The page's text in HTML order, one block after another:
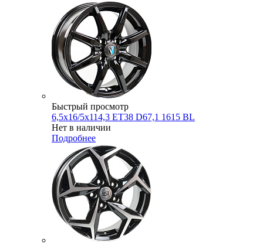
Быстрый просмотр
6,5x16/5x114,3 ET38 D67,1 1615 BL
Нет в наличии
Подробнее